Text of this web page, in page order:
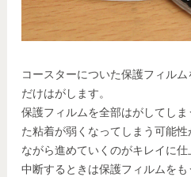
コースターについた保護フィル
だけはがします。
保護フィルムを全部はがしてし
た粘着が弱くなってしまう可能
ながら進めていくのがキレイに仕
中断するときは保護フィルムをも